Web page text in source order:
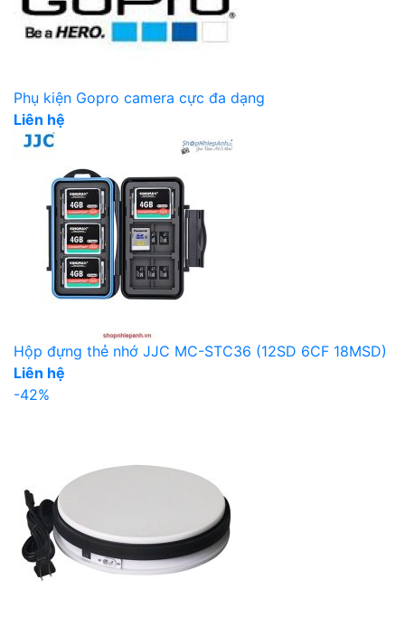
Phụ kiện Gopro camera cực đa dạng
Liên hệ
Hộp đựng thẻ nhớ JJC MC-STC36 (12SD 6CF 18MSD)
Liên hệ
-42%